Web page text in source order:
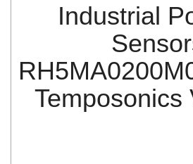
DINA Elektronik
Di-Soric
Dixon Valve
Industrial
Temposonics